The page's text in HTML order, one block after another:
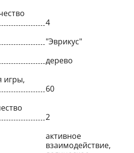
4
"Эврикус"
дерево
игры,
60
2
активное
взаимодействие,